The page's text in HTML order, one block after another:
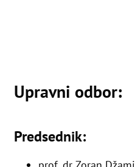
Upravni odbor:
Predsednik: